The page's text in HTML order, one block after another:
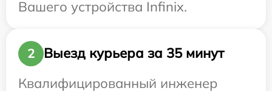
Вашего устройства Infinix.
2
Выезд курьера за 35 минут
Квалифицированный инженер